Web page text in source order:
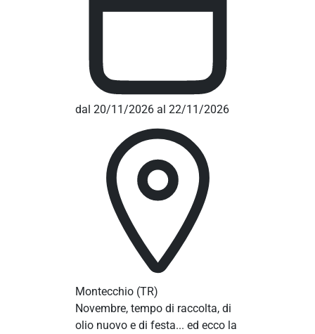
dal 20/11/2026 al 22/11/2026
Montecchio (TR)
Novembre, tempo di raccolta, di
olio nuovo e di festa... ed ecco la